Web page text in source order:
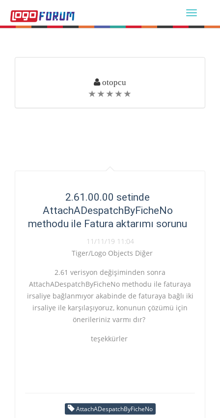
otopcu
2.61.00.00 setinde
AttachADespatchByFicheNo
methodu ile Fatura aktarımı sorunu
11/11/19 11:04
Tiger/Logo Objects Diğer
2.61 verisyon değişiminden sonra
AttachADespatchByFicheNo methodu ile faturaya
irsaliye bağlanmıyor akabinde de faturaya bağlı iki
irsaliye ile karşılaşıyoruz, konunun çözümü için
önerileriniz varmı dır?
teşekkürler
AttachADespatchByFicheNo